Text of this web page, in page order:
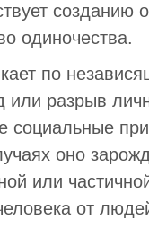
созданию
одиночества.
по
или разрыв
социальные
оно
или
от